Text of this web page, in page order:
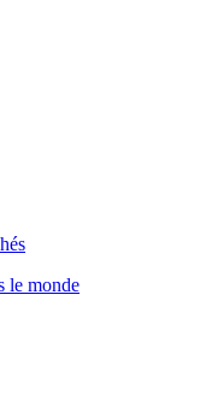
le monde